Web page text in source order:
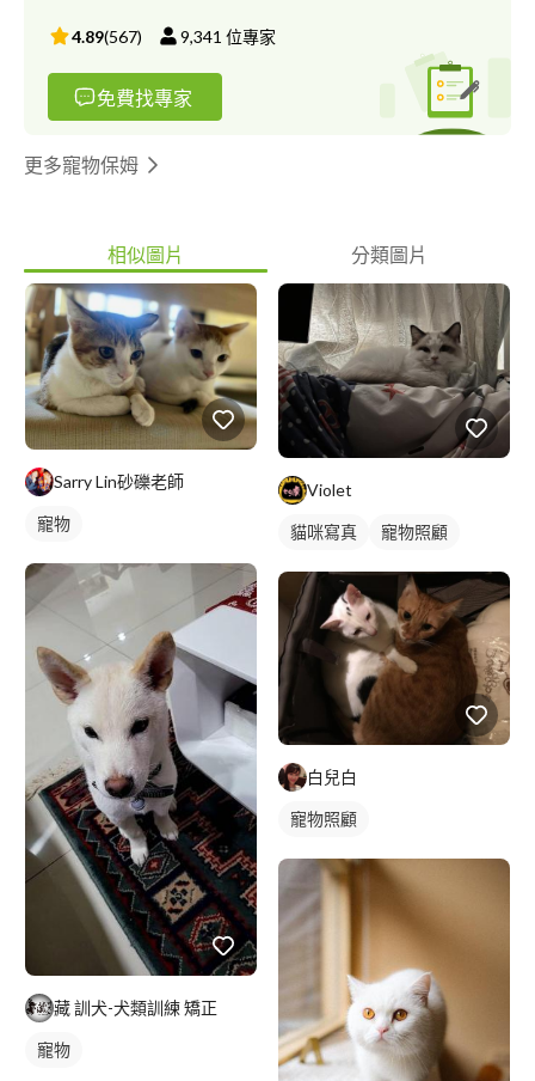
4.89(567) 9,341 位專家
免費找專家
更多寵物保姆
相似圖片 分類圖片
Sarry Lin砂礫老師
寵物
藏 訓犬-犬類訓練 矯正
寵物
Violet
貓咪寫真 寵物照顧
白兒白
寵物照顧